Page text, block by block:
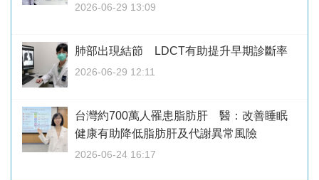
2026-06-29 13:09
肺部出現結節 LDCT有助提升早期診斷率
2026-06-29 12:11
台灣約700萬人罹患脂肪肝 醫：改善睡眠
健康有助降低脂肪肝及代謝異常風險
2026-06-24 16:17